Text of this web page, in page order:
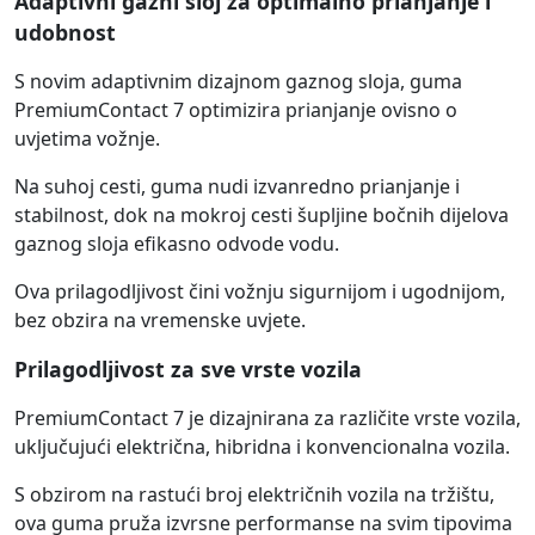
udobnost
S novim adaptivnim dizajnom gaznog sloja, guma
PremiumContact 7 optimizira prianjanje ovisno o
uvjetima vožnje.
Na suhoj cesti, guma nudi izvanredno prianjanje i
stabilnost, dok na mokroj cesti šupljine bočnih dijelova
gaznog sloja efikasno odvode vodu.
Ova prilagodljivost čini vožnju sigurnijom i ugodnijom,
bez obzira na vremenske uvjete.
Prilagodljivost za sve vrste vozila
PremiumContact 7 je dizajnirana za različite vrste vozila,
uključujući električna, hibridna i konvencionalna vozila.
S obzirom na rastući broj električnih vozila na tržištu,
ova guma pruža izvrsne performanse na svim tipovima